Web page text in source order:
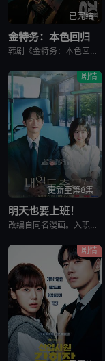
已完结
金特务：本色回归
韩剧《金特务：本色回归》又名金部长,Agent Kim,김부장,金特务：本色回归，剧中主角金科长由苏志燮饰演。在剧中，金科长是敏智的父亲，也是一名朝鲜间谍。他被派去执行无数特别任务，包括17次朝鲜任务
剧情
更新至第8集
明天也要上班！
改编自同名漫画。入职五年的智允在无聊的公司生活中与公司最挑剔的男上司时宇纠缠在了一起，甚至以不想结婚为由而逃跑的前男友秋天出现了...
剧情